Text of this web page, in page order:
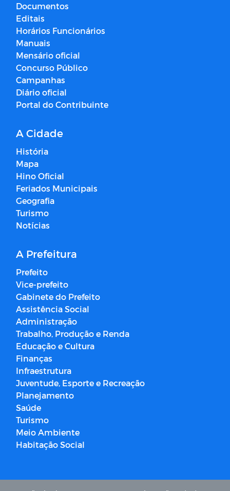
Documentos
Editais
Horários Funcionários
Manuais
Mensário oficial
Concurso Público
Campanhas
Diário oficial
Portal do Contribuinte
A Cidade
História
Mapa
Hino Oficial
Feriados Municipais
Geografia
Turismo
Notícias
A Prefeitura
Prefeito
Vice-prefeito
Gabinete do Prefeito
Assistência Social
Administração
Trabalho, Produção e Renda
Educação e Cultura
Finanças
Infraestrutura
Juventude, Esporte e Recreação
Planejamento
Saúde
Turismo
Meio Ambiente
Habitação Social